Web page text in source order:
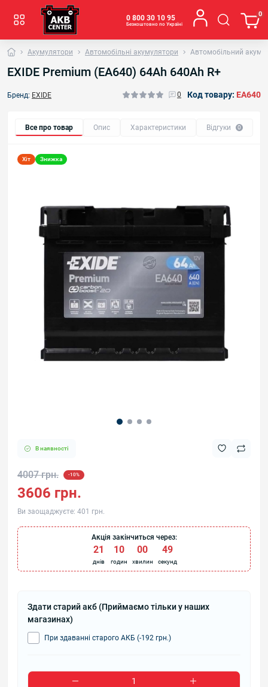
0 800 30 10 95
Безкоштовно по Україні
0
Акумулятори Автомобільні акумулятори Автомобільний
EXIDE Premium (EA640) 64Аh 640Ah R+
Бренд: EXIDE 0 Код товару: EA640
Все про товар Опис Характеристики Відгуки 0
Хіт Знижка
В наявності
4007 грн. -10%
3606 грн.
Ви заощаджуєте: 401 грн.
Акція закінчиться через:
21
днів
10
годин
00
хвилин
49
секунд
Здати старий акб (Приймаємо тільки у наших
магазинах)
При здаванні старого АКБ (-192 грн.)